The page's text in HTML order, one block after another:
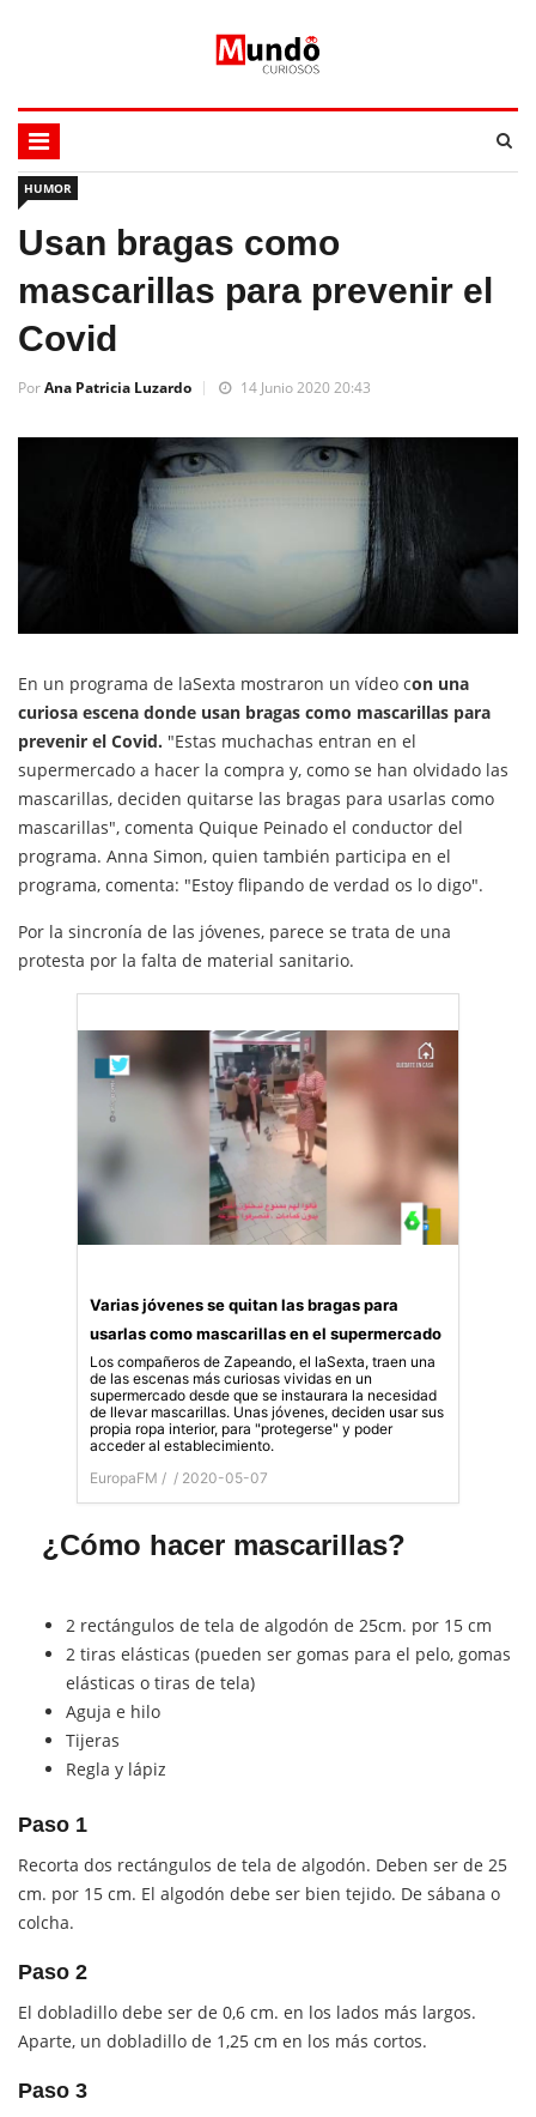
HUMOR
Usan bragas como
mascarillas para prevenir el
Covid
PorAna Patricia Luzardo 14 Junio 2020 20:43
En un programa de laSexta mostraron un vídeo con una
curiosa escena donde usan bragas como mascarillas para
prevenir el Covid. "Estas muchachas entran en el
supermercado a hacer la compra y, como se han olvidado las
mascarillas, deciden quitarse las bragas para usarlas como
mascarillas", comenta Quique Peinado el conductor del
programa. Anna Simon, quien también participa en el
programa, comenta: "Estoy flipando de verdad os lo digo".
Por la sincronía de las jóvenes, parece se trata de una
protesta por la falta de material sanitario.
Varias jóvenes se quitan las bragas para
usarlas como mascarillas en el supermercado
Los compañeros de Zapeando, el laSexta, traen una
de las escenas más curiosas vividas en un
supermercado desde que se instaurara la necesidad
de llevar mascarillas. Unas jóvenes, deciden usar sus
propia ropa interior, para "protegerse" y poder
acceder al establecimiento.
EuropaFM / / 2020-05-07
¿Cómo hacer mascarillas?
2 rectángulos de tela de algodón de 25cm. por 15 cm
2 tiras elásticas (pueden ser gomas para el pelo, gomas
elásticas o tiras de tela)
Aguja e hilo
Tijeras
Regla y lápiz
Paso 1
Recorta dos rectángulos de tela de algodón. Deben ser de 25
cm. por 15 cm. El algodón debe ser bien tejido. De sábana o
colcha.
Paso 2
El dobladillo debe ser de 0,6 cm. en los lados más largos.
Aparte, un dobladillo de 1,25 cm en los más cortos.
Paso 3